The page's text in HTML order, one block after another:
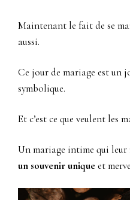
Maintenant le fait de se
aussi.
Ce jour de mariage est un
symbolique.
Et c’est ce que veulent les
Un mariage intime qui leur
un souvenir unique et